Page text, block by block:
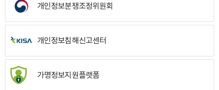
개인정보분쟁조정위원회
개인정보침해신고센터
가명정보지원플랫폼